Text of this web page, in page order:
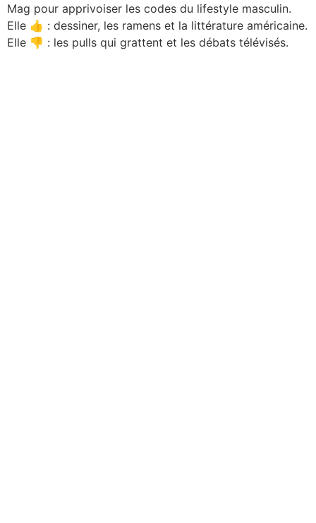
Mag pour apprivoiser les codes du lifestyle masculin.
Elle 👍 : dessiner, les ramens et la littérature américaine.
Elle 👎 : les pulls qui grattent et les débats télévisés.